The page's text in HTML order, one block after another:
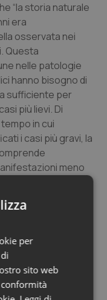
Collo
“la storia naturale
era
osservata nei
Questa
nelle patologie
hanno bisogno di
sufficiente per
più lievi. Di
in cui
i casi più gravi, la
meno
della
Popular Science)
per
sito web